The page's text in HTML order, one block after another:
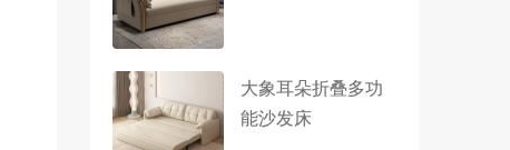
大象耳朵折叠多功
能沙发床